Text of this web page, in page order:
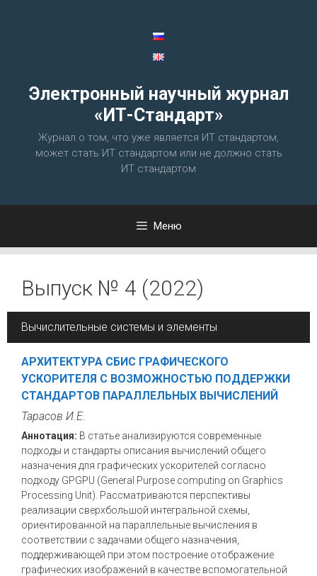
Электронный научный журнал
«ИТ-Стандарт»
Журнал о том, что уже является ИТ стандартом,
может стать ИТ стандартом или не должно стать
ИТ стандартом
Меню
Выпуск № 4 (2022)
Вычислительные системы и элементы
АРХИТЕКТУРА СБИС ГРАФИЧЕСКОГО
УСКОРИТЕЛЯ С ВОЗМОЖНОСТЬЮ ПОДДЕРЖКИ
СТАНДАРТОВ ПАРАЛЛЕЛЬНЫХ ВЫЧИСЛЕНИЙ
Тарасов И.Е.
Аннотация: В статье анализируются современные
подходы и стандарты описания вычислений общего
назначения для графических ускорителей согласно
подходу GPGPU (General Purpose computing on Graphics
Processing Unit). Рассматриваются перспективы
реализации сверхбольшой интегральной схемы,
ориентированной на параллельные вычисления в
соответствии с задачами общего назначения,
поддерживающей при этом построение отображение
графических изображений в качестве вспомогательной